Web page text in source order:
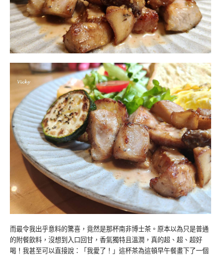
而最令我出乎意料的驚喜，竟然是那杯南非博士茶。原本以為只是普通
的附餐飲料，沒想到入口回甘，香氣獨特且溫潤，真的超、超、超好
喝！我甚至可以直接說：「我愛了！」這杯茶為這頓早午餐畫下了一個